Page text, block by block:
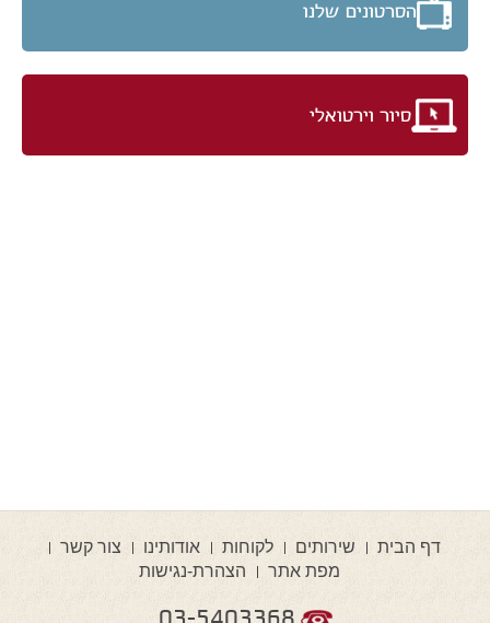
הסרטונים שלנו
סיור וירטואלי
דף הבית שירותים לקוחות אודותינו
צור קשר
מפת אתר
הצהרת-נגישות